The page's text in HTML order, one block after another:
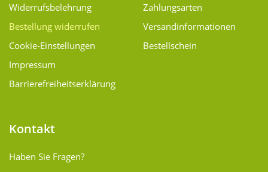
Widerrufsbelehrung
Bestellung widerrufen
Cookie-Einstellungen
Impressum
Barrierefreiheitserklärung
Zahlungsarten
Versand­informationen
Bestellschein
Kontakt
Haben Sie Fragen?